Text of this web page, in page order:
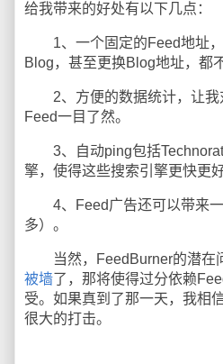
给我带来的好处有以下几点：
1、一个固定的Feed地址，
Blog，甚至更换Blog地址，都
2、方便的数据统计，让我
Feed一目了然。
3、自动ping包括Technorati
擎，使得这些搜索引擎更快更
4、Feed广告还可以带来一
多）。
当然，FeedBurner的潜在
被墙了，那将使得过分依赖
受。如果真到了那一天，我相
很大的打击。